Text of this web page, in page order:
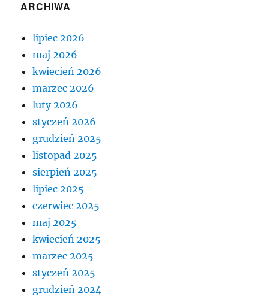
ARCHIWA
lipiec 2026
maj 2026
kwiecień 2026
marzec 2026
luty 2026
styczeń 2026
grudzień 2025
listopad 2025
sierpień 2025
lipiec 2025
czerwiec 2025
maj 2025
kwiecień 2025
marzec 2025
styczeń 2025
grudzień 2024